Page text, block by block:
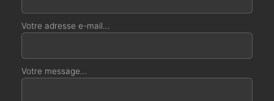
Votre adresse e-mail...
Votre message...